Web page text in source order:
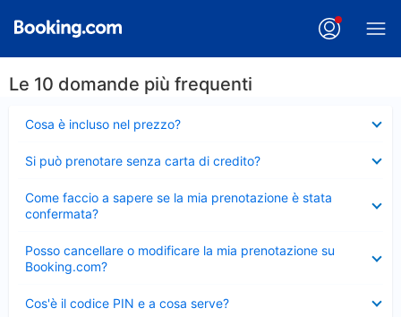
Le 10 domande più frequenti
Cosa è incluso nel prezzo?
chiuso
Si può prenotare senza carta di credito?
chiuso
Come faccio a sapere se la mia prenotazione è stata
confermata?
chiuso
Posso cancellare o modificare la mia prenotazione su
Booking.com?
chiuso
Cos'è il codice PIN e a cosa serve?
chiuso